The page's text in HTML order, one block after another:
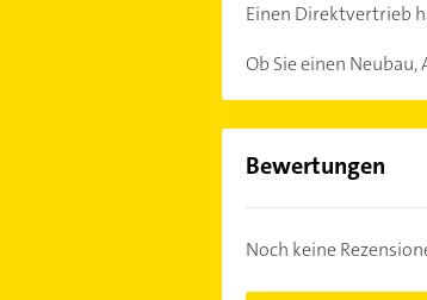
Einen Direktvertrieb
Ob Sie einen
Bewertungen
Noch keine